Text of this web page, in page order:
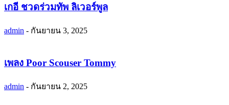
เกอี ชวดร่วมทัพ ลิเวอร์พูล
admin - กันยายน 3, 2025
เพลง Poor Scouser Tommy
admin - กันยายน 2, 2025